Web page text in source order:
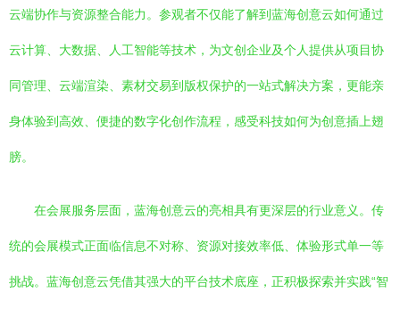
云端协作与资源整合能力。参观者不仅能了解到蓝海创意云如何通过
云计算、大数据、人工智能等技术，为文创企业及个人提供从项目协
同管理、云端渲染、素材交易到版权保护的一站式解决方案，更能亲
身体验到高效、便捷的数字化创作流程，感受科技如何为创意插上翅
膀。
在会展服务层面，蓝海创意云的亮相具有更深层的行业意义。传
统的会展模式正面临信息不对称、资源对接效率低、体验形式单一等
挑战。蓝海创意云凭借其强大的平台技术底座，正积极探索并实践“智